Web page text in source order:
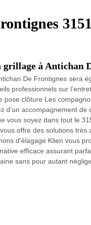
grillage à Antichan
De Frontignes sera
professionnels sur
pose clôture Les
d’un accompagnement
vous soyez dans tout le
offre des solutions très
d'élagage Klien vous
efficace assurant
sans pour autant